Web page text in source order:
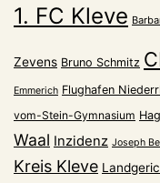
1. FC Kleve
Zevens Bruno Schmitz
Emmerich Flughafen
vom-Stein-Gymnasium
Waal Inzidenz Joseph
Kreis Kleve